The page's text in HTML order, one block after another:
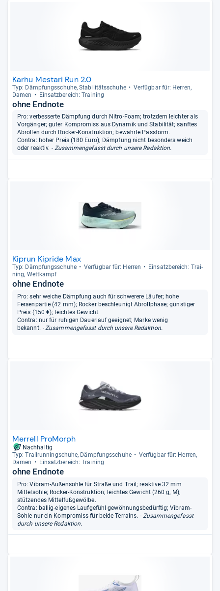
Karhu Mestari Run 2.0
Typ: Dämp­fungs­schuhe, Sta­bi­li­täts­schuhe
Ver­füg­bar für: Her­ren,
Damen
Ein­satz­be­reich: Trai­ning
ohne Endnote
Pro: verbesserte Dämpfung durch Nitro-Foam; trotzdem leichter als
Vorgänger; guter Kompromiss aus Dynamik und Stabilität; sanftes
Abrollen durch Rocker-Konstruktion; bewährte Passform.
Contra: hoher Preis (180 Euro); Dämpfung nicht besonders weich
oder reaktiv. - Zusammengefasst durch unsere Redaktion.
Kiprun Kipride Max
Typ: Dämp­fungs­schuhe Ver­füg­bar für: Her­ren
Ein­satz­be­reich: Trai­
ning, Wett­kampf
ohne Endnote
Pro: sehr weiche Dämpfung auch für schwerere Läufer; hohe
Fersenpartie (42 mm); Rocker beschleunigt Abrollphase; günstiger
Preis (150 €); leichtes Gewicht.
Contra: nur für ruhigen Dauerlauf geeignet; Marke wenig
bekannt. - Zusammengefasst durch unsere Redaktion.
Merrell ProMorph
Nachhaltig
Typ: Trail­run­ning­schuhe, Dämp­fungs­schuhe
Ver­füg­bar für: Her­ren,
Damen
Ein­satz­be­reich: Trai­ning
ohne Endnote
Pro: Vibram-Außensohle für Straße und Trail; reaktive 32 mm
Mittelsohle; Rocker-Konstruktion; leichtes Gewicht (260 g, M);
stützendes Mittelfußgewölbe.
Contra: ballig-eigenes Laufgefühl gewöhnungsbedürftig; Vibram-
Sohle nur ein Kompromiss für beide Terrains. - Zusammengefasst
durch unsere Redaktion.